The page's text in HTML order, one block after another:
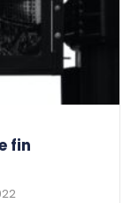
fin